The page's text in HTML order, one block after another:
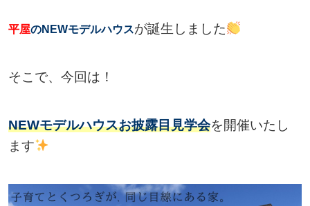
平屋のNEWモデルハウスが誕生しました
そこで、今回は！
NEWモデルハウスお披露目見学会を開催いたし
ます